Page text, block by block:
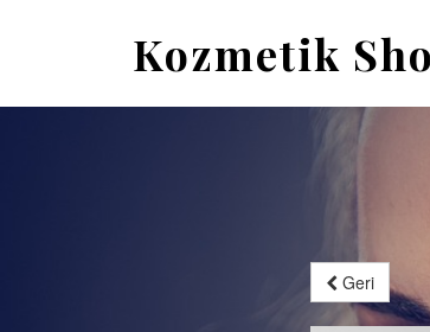
Kozmetik
Geri